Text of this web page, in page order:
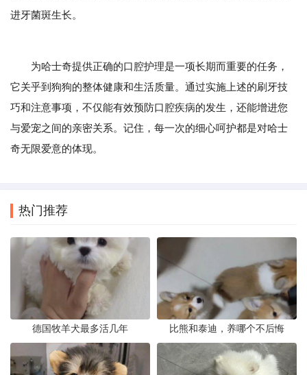
进牙菌斑生长。
为哈士奇提供正确的口腔护理是一项长期而重要的任务，
它关乎到狗狗的整体健康和生活质量。通过实施上述的刷牙技
巧和注意事项，不仅能有效预防口腔疾病的发生，还能增进您
与爱宠之间的亲密关系。记住，每一次的细心呵护都是对哈士
奇无限爱意的体现。
热门推荐
德国牧羊犬最多活几年 比熊和泰迪，养哪个不后悔